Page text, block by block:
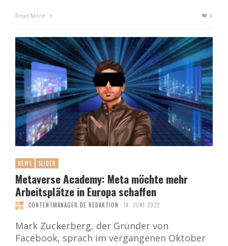
Read More 0
NEWS SLIDER
Metaverse Academy: Meta möchte mehr
Arbeitsplätze in Europa schaffen
CONTENTMANAGER.DE REDAKTION 14. JUNI 2022
Mark Zuckerberg, der Gründer von
Facebook, sprach im vergangenen Oktober